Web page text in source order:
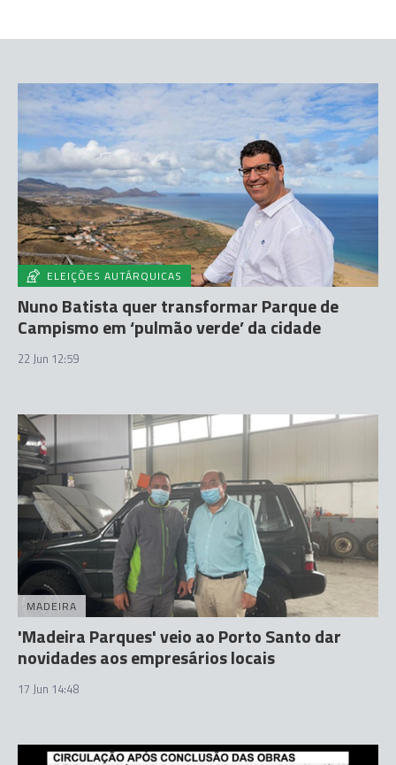
ELEIÇÕES AUTÁRQUICAS
Nuno Batista quer transformar Parque de
Campismo em ‘pulmão verde’ da cidade
22 Jun 12:59
MADEIRA
'Madeira Parques' veio ao Porto Santo dar
novidades aos empresários locais
17 Jun 14:48